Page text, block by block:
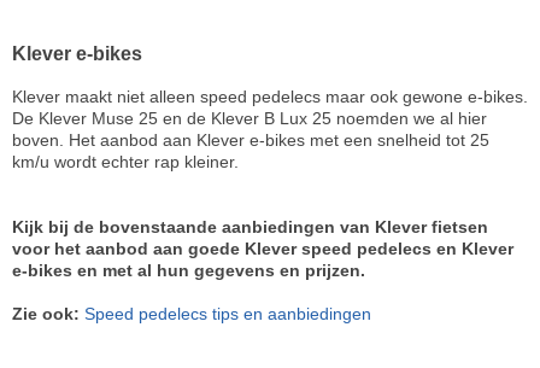
Klever e-bikes
Klever maakt niet alleen speed pedelecs maar ook gewone e-bikes.
De Klever Muse 25 en de Klever B Lux 25 noemden we al hier
boven. Het aanbod aan Klever e-bikes met een snelheid tot 25
km/u wordt echter rap kleiner.
Kijk bij de bovenstaande aanbiedingen van Klever fietsen
voor het aanbod aan goede Klever speed pedelecs en Klever
e-bikes en met al hun gegevens en prijzen.
Zie ook: Speed pedelecs tips en aanbiedingen